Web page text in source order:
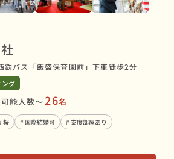
鉄バス「飯盛保育園前」下車徒歩2分
ング
能人数〜26名
桜 # 国際結婚可
# 支度部屋あり